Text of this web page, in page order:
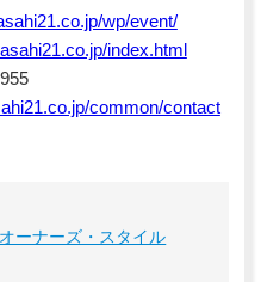
wp/event/
index.html
common/contact
ーナーズ・スタイル